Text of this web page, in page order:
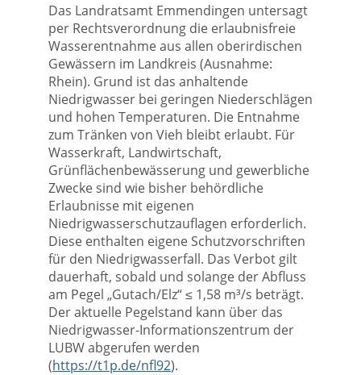
Das Landratsamt Emmendingen untersagt
per Rechtsverordnung die erlaubnisfreie
Wasserentnahme aus allen oberirdischen
Gewässern im Landkreis (Ausnahme:
Rhein). Grund ist das anhaltende
Niedrigwasser bei geringen Niederschlägen
und hohen Temperaturen. Die Entnahme
zum Tränken von Vieh bleibt erlaubt. Für
Wasserkraft, Landwirtschaft,
Grünflächenbewässerung und gewerbliche
Zwecke sind wie bisher behördliche
Erlaubnisse mit eigenen
Niedrigwasserschutzauflagen erforderlich.
Diese enthalten eigene Schutzvorschriften
für den Niedrigwasserfall. Das Verbot gilt
dauerhaft, sobald und solange der Abfluss
am Pegel „Gutach/Elz“ ≤ 1,58 m³/s beträgt.
Der aktuelle Pegelstand kann über das
Niedrigwasser-Informationszentrum der
LUBW abgerufen werden
(https://t1p.de/nfl92).